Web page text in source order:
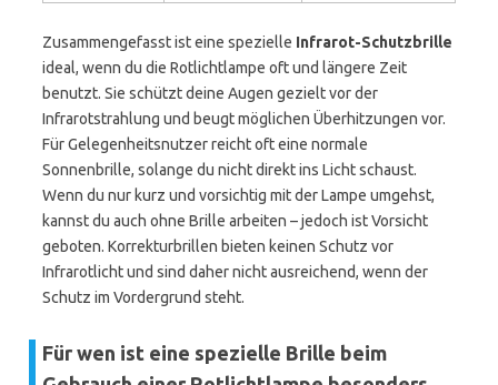
Zusammengefasst ist eine spezielle Infrarot-Schutzbrille
ideal, wenn du die Rotlichtlampe oft und längere Zeit
benutzt. Sie schützt deine Augen gezielt vor der
Infrarotstrahlung und beugt möglichen Überhitzungen vor.
Für Gelegenheitsnutzer reicht oft eine normale
Sonnenbrille, solange du nicht direkt ins Licht schaust.
Wenn du nur kurz und vorsichtig mit der Lampe umgehst,
kannst du auch ohne Brille arbeiten – jedoch ist Vorsicht
geboten. Korrekturbrillen bieten keinen Schutz vor
Infrarotlicht und sind daher nicht ausreichend, wenn der
Schutz im Vordergrund steht.
Für wen ist eine spezielle Brille beim